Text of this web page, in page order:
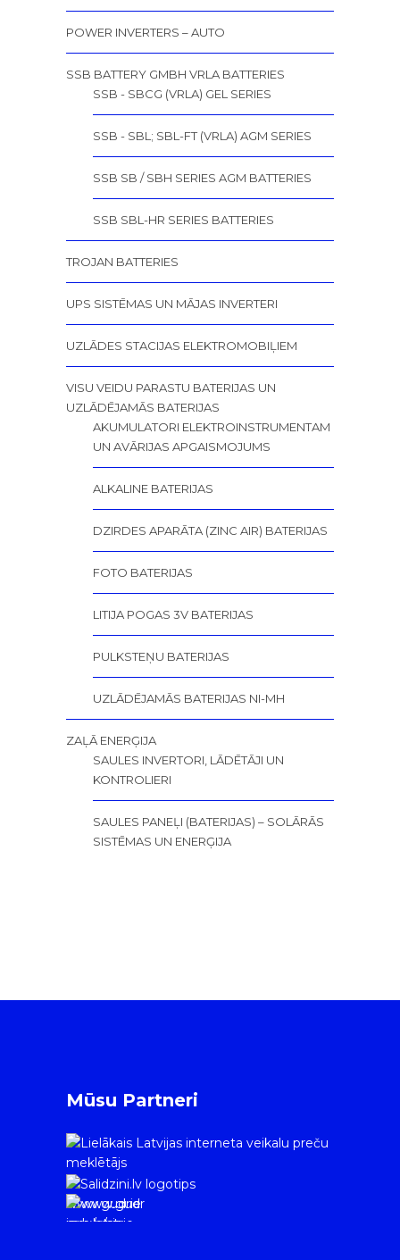
POWER INVERTERS – AUTO
SSB BATTERY GMBH VRLA BATTERIES
SSB - SBCG (VRLA) GEL SERIES
SSB - SBL; SBL-FT (VRLA) AGM SERIES
SSB SB / SBH SERIES AGM BATTERIES
SSB SBL-HR SERIES BATTERIES
TROJAN BATTERIES
UPS SISTĒMAS UN MĀJAS INVERTERI
UZLĀDES STACIJAS ELEKTROMOBIĻIEM
VISU VEIDU PARASTU BATERIJAS UN
UZLĀDĒJAMĀS BATERIJAS
AKUMULATORI ELEKTROINSTRUMENTAM
UN AVĀRIJAS APGAISMOJUMS
ALKALINE BATERIJAS
DZIRDES APARĀTA (ZINC AIR) BATERIJAS
FOTO BATERIJAS
LITIJA POGAS 3V BATERIJAS
PULKSTEŅU BATERIJAS
UZLĀDĒJAMĀS BATERIJAS NI-MH
ZAĻĀ ENERĢIJA
SAULES INVERTORI, LĀDĒTĀJI UN
KONTROLIERI
SAULES PANEĻI (BATERIJAS) – SOLĀRĀS
SISTĒMAS UN ENERĢIJA
Mūsu Partneri
www.gudrie
m.lv/atrie-